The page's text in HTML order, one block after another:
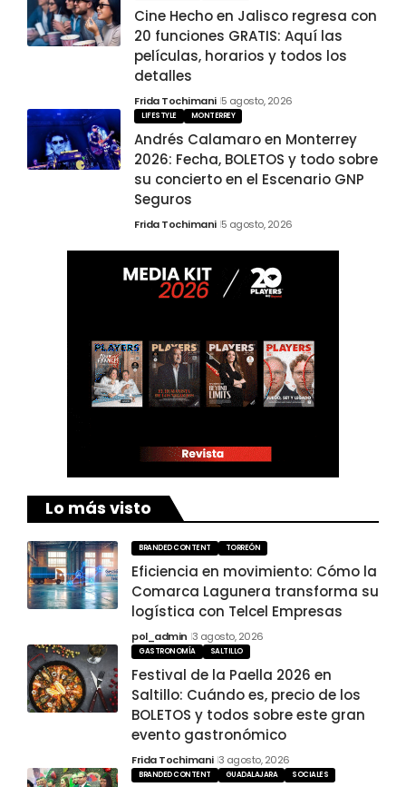
Cine Hecho en Jalisco regresa con
20 funciones GRATIS: Aquí las
películas, horarios y todos los
detalles
Frida Tochimani 5 agosto, 2026
LIFESTYLE MONTERREY
Andrés Calamaro en Monterrey
2026: Fecha, BOLETOS y todo sobre
su concierto en el Escenario GNP
Seguros
Frida Tochimani 5 agosto, 2026
Lo más visto
BRANDED CONTENT TORREÓN
Eficiencia en movimiento: Cómo la
Comarca Lagunera transforma su
logística con Telcel Empresas
pol_admin 3 agosto, 2026
GASTRONOMÍA SALTILLO
Festival de la Paella 2026 en
Saltillo: Cuándo es, precio de los
BOLETOS y todos sobre este gran
evento gastronómico
Frida Tochimani 3 agosto, 2026
BRANDED CONTENT GUADALAJARA SOCIALES